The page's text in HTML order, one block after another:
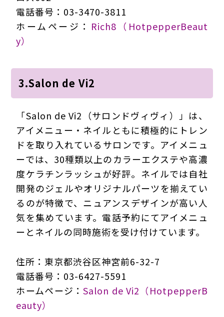
電話番号：03-3470-3811
ホームページ： Rich8（HotpepperBeaut
y）
3.Salon de Vi2
「Salon de Vi2（サロンドヴィヴィ）」は、
アイメニュー・ネイルともに積極的にトレン
ドを取り入れているサロンです。アイメニュ
ーでは、30種類以上のカラーエクステや高濃
度ケラチンラッシュが好評。ネイルでは自社
開発のジェルやオリジナルパーツを揃えてい
るのが特徴で、ニュアンスデザインが高い人
気を集めています。電話予約にてアイメニュ
ーとネイルの同時施術を受け付けています。
住所：東京都渋谷区神宮前6-32-7
電話番号：03-6427-5591
ホームページ：Salon de Vi2（HotpepperB
eauty）